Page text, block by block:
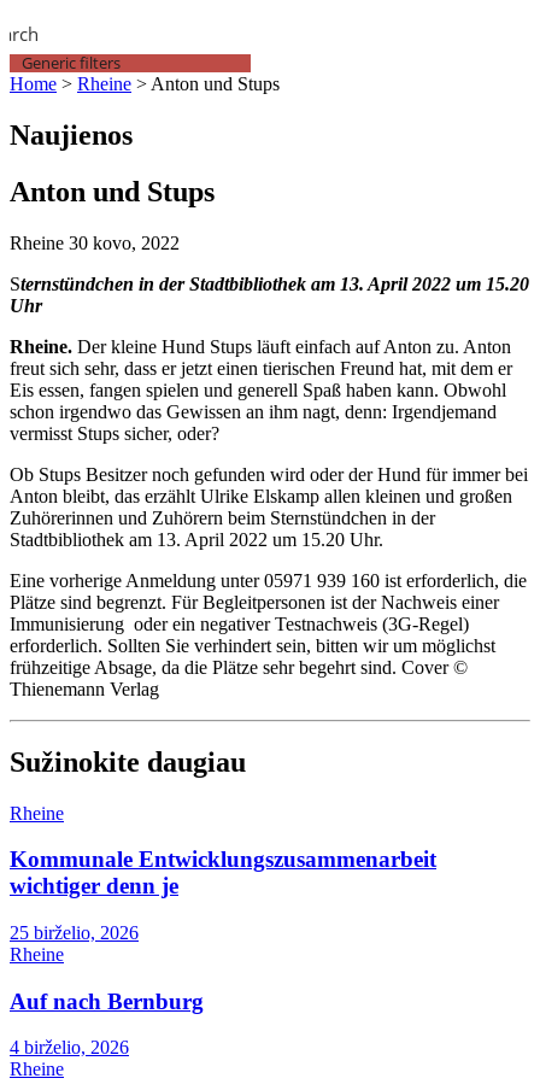
Generic filters
Home > Rheine > Anton und Stups
Naujienos
Anton und Stups
Rheine 30 kovo, 2022
Sternstündchen in der Stadtbibliothek am 13. April 2022 um 15.20
Uhr
Rheine. Der kleine Hund Stups läuft einfach auf Anton zu. Anton
freut sich sehr, dass er jetzt einen tierischen Freund hat, mit dem er
Eis essen, fangen spielen und generell Spaß haben kann. Obwohl
schon irgendwo das Gewissen an ihm nagt, denn: Irgendjemand
vermisst Stups sicher, oder?
Ob Stups Besitzer noch gefunden wird oder der Hund für immer bei
Anton bleibt, das erzählt Ulrike Elskamp allen kleinen und großen
Zuhörerinnen und Zuhörern beim Sternstündchen in der
Stadtbibliothek am 13. April 2022 um 15.20 Uhr.
Eine vorherige Anmeldung unter 05971 939 160 ist erforderlich, die
Plätze sind begrenzt. Für Begleitpersonen ist der Nachweis einer
Immunisierung oder ein negativer Testnachweis (3G-Regel)
erforderlich. Sollten Sie verhindert sein, bitten wir um möglichst
frühzeitige Absage, da die Plätze sehr begehrt sind. Cover ©
Thienemann Verlag
Sužinokite daugiau
Rheine
Kommunale Entwicklungszusammenarbeit
wichtiger denn je
25 birželio, 2026
Rheine
Auf nach Bernburg
4 birželio, 2026
Rheine